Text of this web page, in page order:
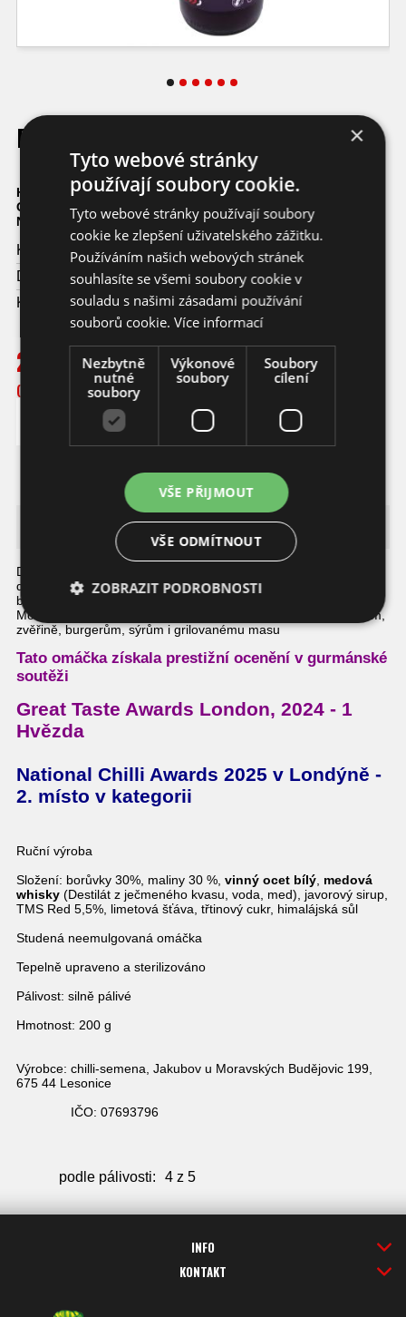
Borůvka a malina s chilli
Hmotnost: 200 g
Great Taste Awards London, 2024 - 1 hvězda
National Chilli Awards 2025 v Londýně - 2. místo v kategorii
Kód:
čo38
Dostupnost:
Ihned k odeslání
Koupí tohoto produktu získáte230bodů.
230,- KČ
(10,22 EUR)
DO KOŠÍKU
Borůvka a malina s chilli
Dokonale vyvážená kombinace borůvek a malin v poměru 1:1,
doplněná medovou whisky a javorovým sirupem pro plnou,
bohatou chuť. Výraznou ovocnost uzavírá dávka červené
Morugy, která přináší intenzivní pálivý závěr. Skvělá ke steakům,
zvěřině, burgerům, sýrům i grilovanému masu
Tato omáčka získala prestižní ocenění v gurmánské
soutěži
Great Taste Awards London, 2024 - 1
Hvězda
National Chilli Awards 2025 v Londýně -
2. místo v kategorii
Ruční výroba
Složení: borůvky 30%, maliny 30 %, vinný ocet bílý medová
whisky (Destilát z ječmeného kvasu, voda, med) , javorový sirup,
TMS Red 5,5%, limetová šťáva, třtinový cukr, himalájská sůl
Studená neemulgovaná omáčka
Tepelně upraveno a sterilizováno
Pálivost: silně pálivé
Hmotnost: 200 g
Výrobce: chilli-semena, Jakubov u Moravských Budějovic 199,
675 44 Lesonice
IČO: 07693796
podle pálivosti: 4 z 5
INFO
KONTAKT
×
Tyto webové stránky
používají soubory cookie.
Tyto webové stránky používají soubory
cookie ke zlepšení uživatelského zážitku.
Používáním našich webových stránek
souhlasíte se všemi soubory cookie v
souladu s našimi zásadami používání
souborů cookie.Více informací
Nezbytně
nutné
soubory
Výkonové
soubory
Soubory
cílení
VŠE PŘIJMOUT
VŠE ODMÍTNOUT
ZOBRAZIT PODROBNOSTI